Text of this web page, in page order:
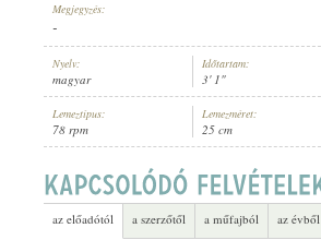
ELŐADÓ: GÖNDÖR AURÉL ÉS TÁRSULATA
Megjegyzés:
-
Nyelv:
magyar
Időtartam:
3' 1"
Lemeztípus:
78 rpm
Lemezméret:
25 cm
az előadótól a szerzőtől a műfajból az évből